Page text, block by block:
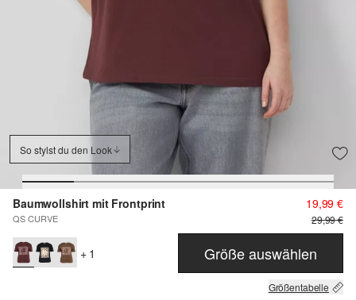
So stylst du den Look
Baumwollshirt mit Frontprint
QS CURVE
19,99 €
29,99 €
+ 1 Größe auswählen
Größentabelle